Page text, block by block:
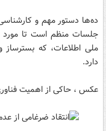
ده‌ها دستور مهم و
جلسات منظم است تا مورد
ملی اطلاعات، که بسترساز
دارد.
عکس ، حاکی از اهمیت